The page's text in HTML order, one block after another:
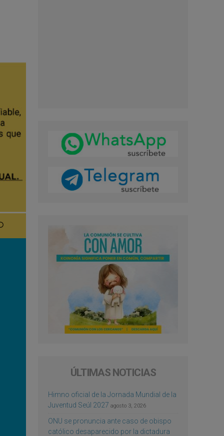
ÚLTIMAS NOTICIAS
Himno oficial de la Jornada Mundial de la
Juventud Seúl 2027 agosto 3, 2026
ONU se pronuncia ante caso de obispo
católico desaparecido por la dictadura